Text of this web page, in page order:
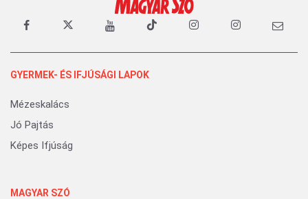
GYERMEK- ÉS IFJÚSÁGI LAPOK
Mézeskalács
Jó Pajtás
Képes Ifjúság
MAGYAR SZÓ